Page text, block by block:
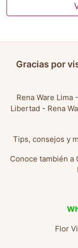
Gracias por
Rena Ware Lima-
Libertad - Rena
Tips, consejos y
Conoce también a
Flor